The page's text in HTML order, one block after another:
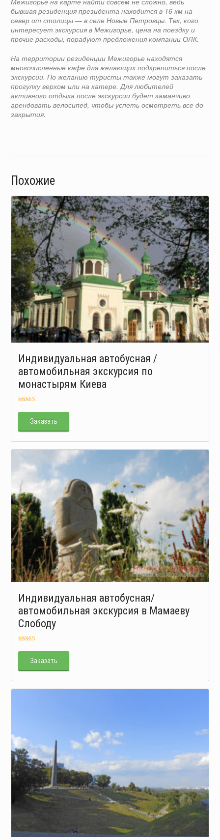
бывшая резиденция президента находится в 16 км на
север от столицы — в селе Новые Петровцы. Тех, кого
интересует экскурсия в Межигорье, цена на поездку и
прочие расходы, порадуют предложения компании ОЛК.
На территории резиденции Межигорье находятся
многочисленные кафе для желающих подкрепиться после
экскурсии. По желанию туристы также могут заказать
прогулку верхом или на катере. Для любителей
активного отдыха после экскурсии будет заманчиво
арендовать велосипед, чтобы успеть осмотреть все до
закрытия.
Похожие
Индивидуальная автобусная /
автомобильная экскурсия по
монастырям Киева
5.00
Заказать
Индивидуальная автобусная/
автомобильная экскурсия в Мамаеву
Слободу
5.00
Заказать